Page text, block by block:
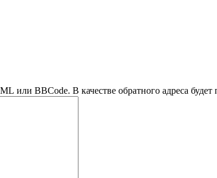
или BBCode. В качестве обратного адреса будет